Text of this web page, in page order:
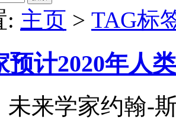
: 主页 > TAG标
预计2020年人
未来学家约翰-